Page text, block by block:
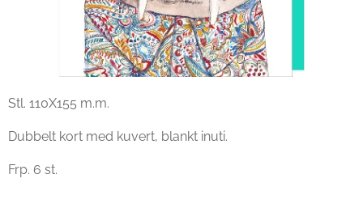
Stl. 110X155 m.m.
Dubbelt kort med kuvert, blankt inuti.
Frp. 6 st.